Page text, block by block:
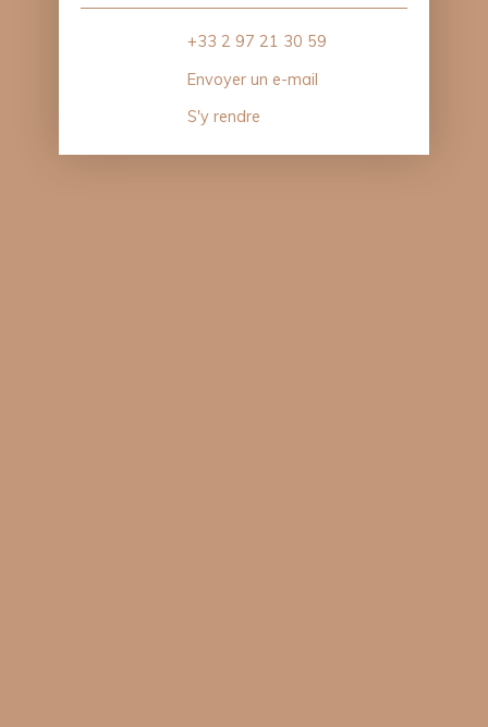
+33 2 97 21 30 59
Envoyer un e-mail
S'y rendre